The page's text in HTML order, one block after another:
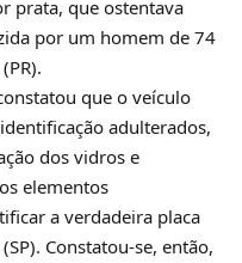
prata, que ostentava
por um homem de 74
que o veículo
adulterados,
dos vidros e
elementos
a verdadeira placa
Constatou-se, então,